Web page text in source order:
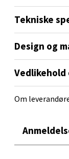
Tekniske
Design og
Vedlikehold
Om
Åpent i